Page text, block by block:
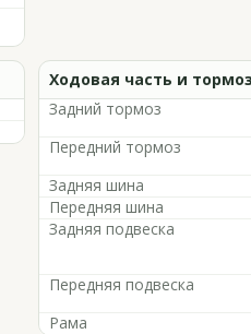
Ходовая часть и
Задний тормоз
Передний тормоз
Задняя шина
Передняя шина
Задняя подвеска
Передняя подвеска
Рама